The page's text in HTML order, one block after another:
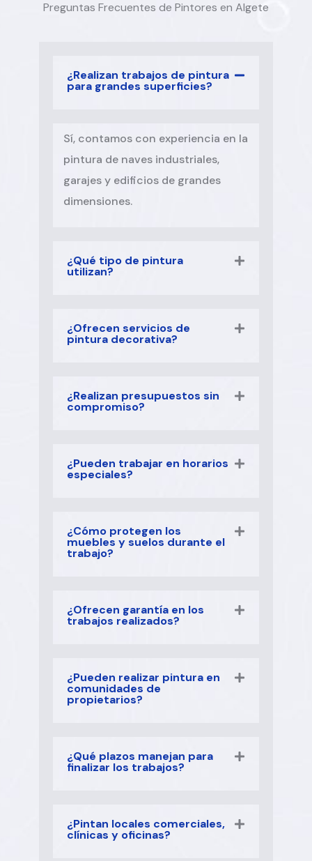
Preguntas Frecuentes de Pintores en Algete
¿Realizan trabajos de pintura
para grandes superficies?
Sí, contamos con experiencia en la
pintura de naves industriales,
garajes y edificios de grandes
dimensiones.
¿Qué tipo de pintura
utilizan?
¿Ofrecen servicios de
pintura decorativa?
¿Realizan presupuestos sin
compromiso?
¿Pueden trabajar en horarios
especiales?
¿Cómo protegen los
muebles y suelos durante el
trabajo?
¿Ofrecen garantía en los
trabajos realizados?
¿Pueden realizar pintura en
comunidades de
propietarios?
¿Qué plazos manejan para
finalizar los trabajos?
¿Pintan locales comerciales,
clínicas y oficinas?